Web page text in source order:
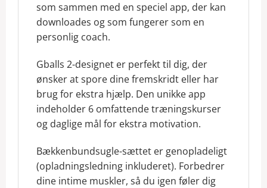
som sammen med en speciel app, der kan
downloades og som fungerer som en
personlig coach.
Gballs 2-designet er perfekt til dig, der
ønsker at spore dine fremskridt eller har
brug for ekstra hjælp. Den unikke app
indeholder 6 omfattende træningskurser
og daglige mål for ekstra motivation.
Bækkenbundsugle-sættet er genopladeligt
(opladningsledning inkluderet). Forbedrer
dine intime muskler, så du igen føler dig